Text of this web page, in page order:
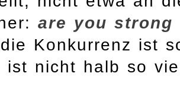
are you strong
Konkurrenz ist
ist nicht halb so